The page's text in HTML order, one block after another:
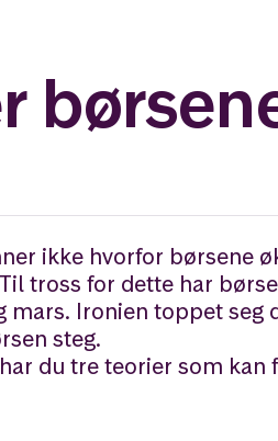
ikke hvorfor børsene
tross for dette har
mars. Ironien toppet
steg.
du tre teorier som kan